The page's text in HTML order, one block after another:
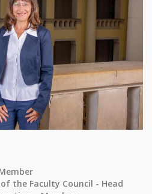
the Faculty Council - Head